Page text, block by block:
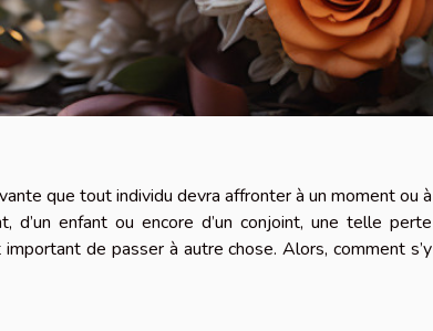
que tout individu devra affronter à un moment ou à
d’un enfant ou encore d’un conjoint, une telle perte
de passer à autre chose. Alors, comment s’y